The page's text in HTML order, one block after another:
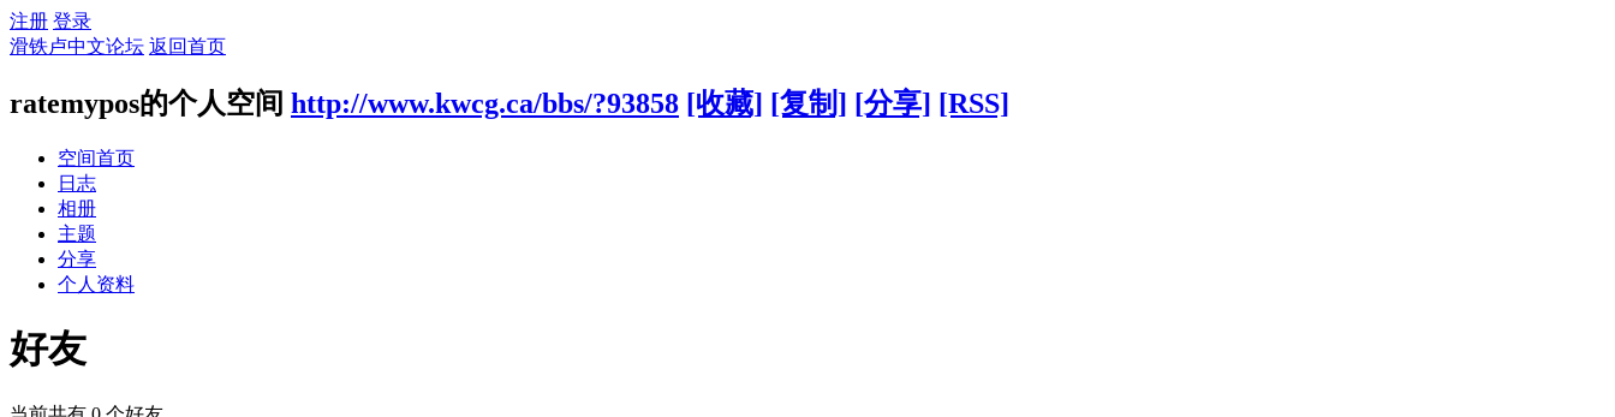
注册 登录
滑铁卢中文论坛 返回首页
ratemypos的个人空间 http://www.kwcg.ca/bbs/?93858 [收藏] [复制] [分享] [RSS]
空间首页
日志
相册
主题
分享
个人资料
好友